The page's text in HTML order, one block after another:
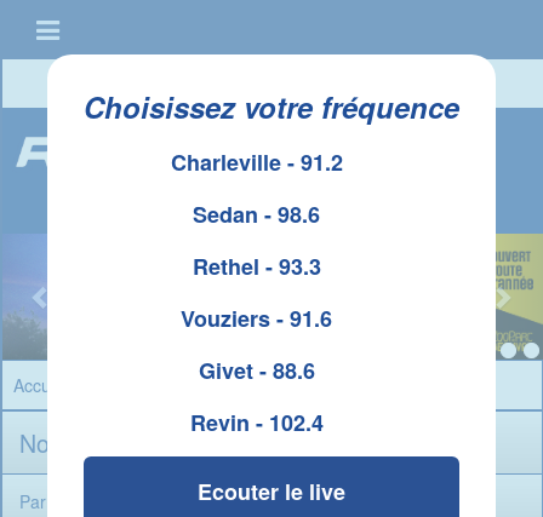
Choisissez votre fréquence
Charleville - 91.2
Sedan - 98.6
Rethel - 93.3
Vouziers - 91.6
Givet - 88.6
Revin - 102.4
Ecouter le live
Accueil » Contact » webmaster
Nous contacter
Par téléphone